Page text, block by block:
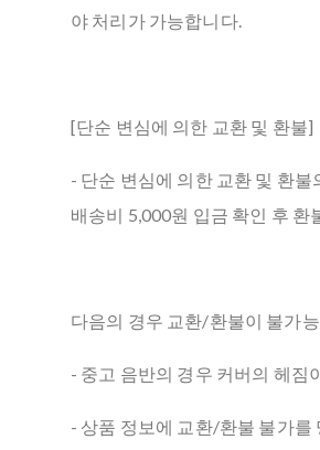
야 처리가 가능합니다.
[단순 변심에 의한 교환 및 환불]
- 단순 변심에 의한 교환 및 환불
배송비 5,000원 입금 확인 후 환
다음의 경우 교환/환불이 불가
- 중고 음반의 경우 커버의 헤짐
- 상품 정보에 교환/환불 불가를